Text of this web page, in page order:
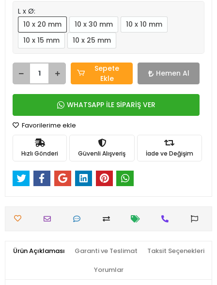
L x Ø:
10 x 20 mm
10 x 30 mm
10 x 10 mm
10 x 15 mm
10 x 25 mm
Sepete
Ekle
Hemen Al
WHATSAPP İLE SİPARİŞ VER
Favorilerime ekle
Hızlı Gönderi Güvenli Alışveriş İade ve Değişim
Ürün Açıklaması Garanti ve Teslimat Taksit Seçenekleri
Yorumlar